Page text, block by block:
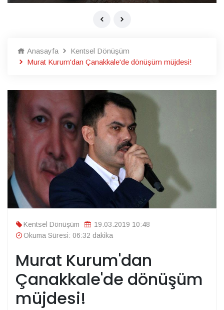
Anasayfa
Kentsel Dönüşüm
Murat Kurum'dan Çanakkale'de dönüşüm müjdesi!
Kentsel Dönüşüm
19.03.2019 10:48
Okuma Süresi: 06:32 dakika
Murat Kurum'dan
Çanakkale'de dönüşüm
müjdesi!